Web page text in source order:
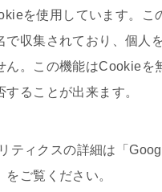
を使用しています。こ
で収集されており、個人
ん。この機能はCookieを
することが出来ます。
ティクスの詳細は「
をご覧ください。